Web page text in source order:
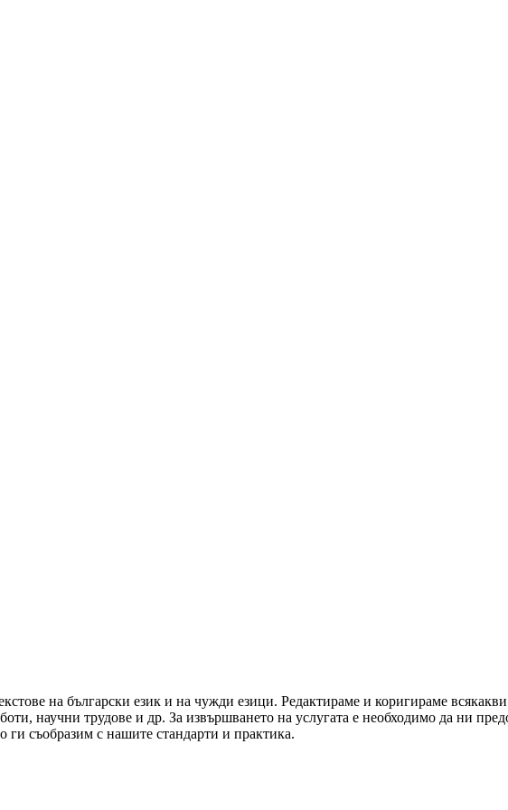
на български език и на чужди езици. Редактираме и коригираме
научни трудове и др. За извършването на услугата е необходимо да ни
съобразим с нашите стандарти и практика.